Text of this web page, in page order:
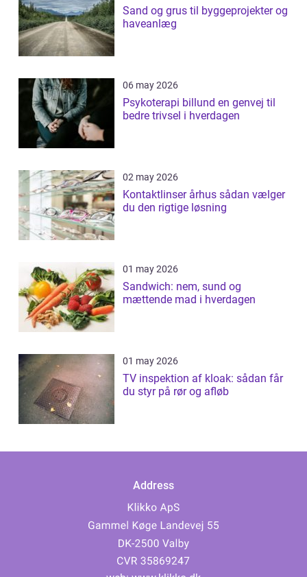
Sand og grus til byggeprojekter og
haveanlæg
06 may 2026
Psykoterapi billund en genvej til
bedre trivsel i hverdagen
02 may 2026
Kontaktlinser århus sådan vælger
du den rigtige løsning
01 may 2026
Sandwich: nem, sund og
mættende mad i hverdagen
01 may 2026
TV inspektion af kloak: sådan får
du styr på rør og afløb
Address